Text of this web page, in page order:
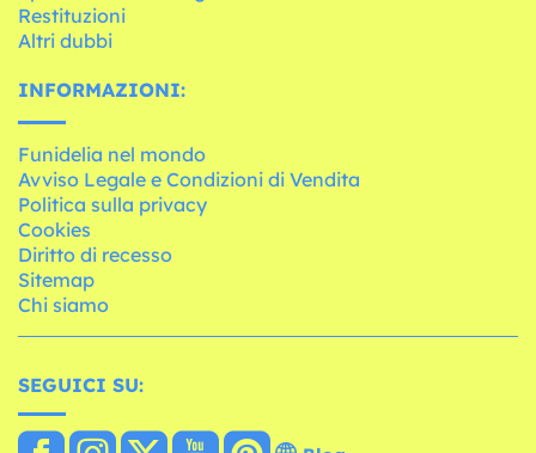
Restituzioni
Altri dubbi
INFORMAZIONI:
Funidelia nel mondo
Avviso Legale e Condizioni di Vendita
Politica sulla privacy
Cookies
Diritto di recesso
Sitemap
Chi siamo
SEGUICI SU: